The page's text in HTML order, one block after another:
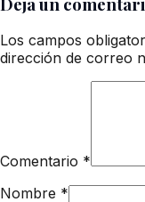
Los campos
dirección de correo
Comentario *
Nombre *